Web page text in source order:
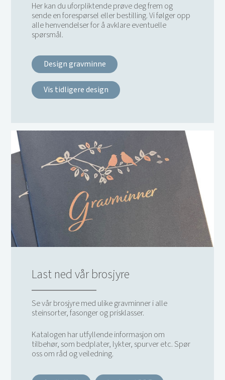
Her kan du uforpliktende prøve deg frem og
sende en forespørsel eller bestilling. Vi følger opp
alle henvendelser for å avklare eventuelle
spørsmål.
Design gravminne
Vis tidligere design
Last ned vår brosjyre
Se vår brosjyre med ulike gravminner i alle
steinsorter, fasonger og prisklasser.
Katalogen har utfyllende informasjon om
tilbehør, som bedplater, lykter, spurver etc. Spør
oss om råd og veiledning.